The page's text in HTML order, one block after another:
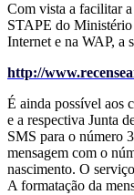
Com vista a facilitar a
STAPE do
Internet e na WAP, a
http://
É ainda possível aos
e a respectiva Junta
SMS para o número
mensagem com o
nascimento. O
A formatação da